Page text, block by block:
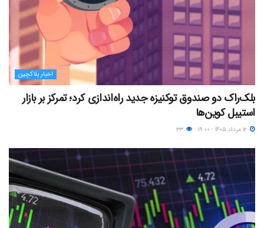
اخبار بلاکچین
بلک‌راک دو صندوق توکنیزه جدید راه‌اندازی کرد؛ تمرکز بر بازار
استیبل کوین‌ها